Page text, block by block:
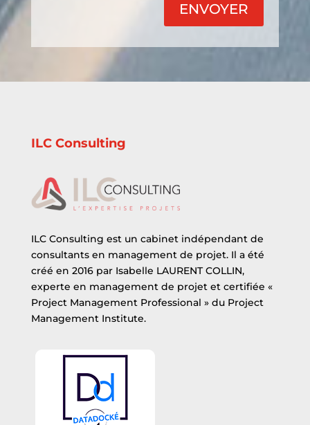
ENVOYER
ILC Consulting
ILC Consulting est un cabinet indépendant de
consultants en management de projet. Il a été
créé en 2016 par Isabelle LAURENT COLLIN,
experte en management de projet et certifiée «
Project Management Professional » du Project
Management Institute.